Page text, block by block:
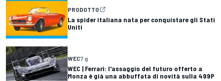
PRODOTTO
La spider italiana nata per conquistare gli Stati
Uniti
WEC7 g
WEC | Ferrari: l'assaggio del futuro offerto a
Monza è già una abbuffata di novità sulla 499P